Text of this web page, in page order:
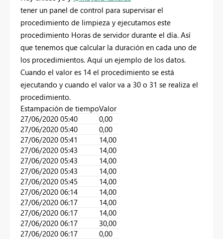
tener un panel de control para supervisar el
procedimiento de limpieza y ejecutamos este
procedimiento Horas de servidor durante el día. Así
que tenemos que calcular la duración en cada uno de
los procedimientos. Aquí un ejemplo de los datos.
Cuando el valor es 14 el procedimiento se está
ejecutando y cuando el valor va a 30 o 31 se realiza el
procedimiento.
Estampación de tiempoValor
27/06/2020 05:40
0,00
27/06/2020 05:40
0,00
27/06/2020 05:41
14,00
27/06/2020 05:43
14,00
27/06/2020 05:43
14,00
27/06/2020 05:43
14,00
27/06/2020 05:45
14,00
27/06/2020 06:14
14,00
27/06/2020 06:17
14,00
27/06/2020 06:17
14,00
27/06/2020 06:17
30,00
27/06/2020 06:17
0,00